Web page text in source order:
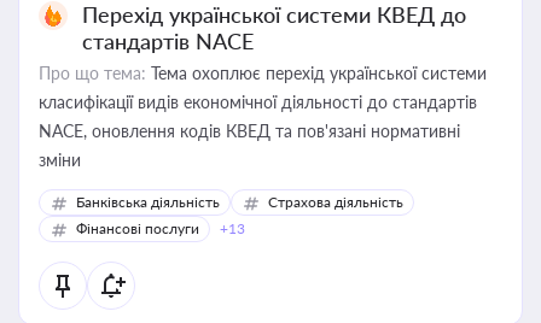
Перехід української системи КВЕД до
стандартів NACE
Про що тема: Тема охоплює перехід української системи
класифікації видів економічної діяльності до стандартів
NACE, оновлення кодів КВЕД та пов'язані нормативні
зміни
Банківська діяльність
Страхова діяльність
Фінансові послуги
+13